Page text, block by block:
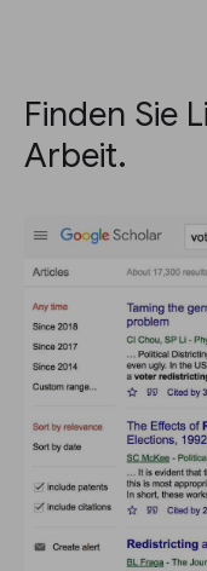
Finden Sie
Arbeit.